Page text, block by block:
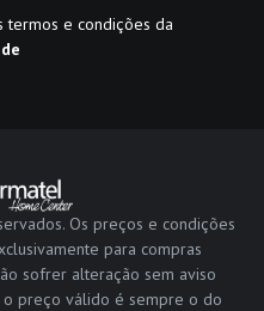
termos e condições da
Os preços e condições
para compras
sofrer alteração sem aviso
o preço válido é sempre o do